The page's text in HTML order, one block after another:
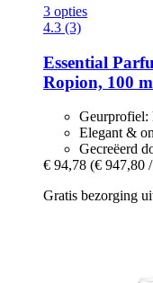
3 opties
4.3 (3)
Essential
Ropion, 100
Geurprofiel:
Elegant &
Gecreëerd
€ 94,78 (€ 947,80
Gratis bezorging